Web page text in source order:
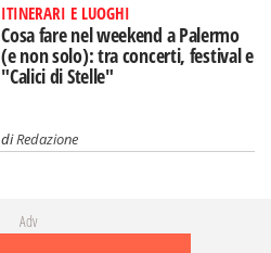
ITINERARI E LUOGHI
Cosa fare nel weekend a Palermo
(e non solo): tra concerti, festival e
"Calici di Stelle"
diRedazione
Adv